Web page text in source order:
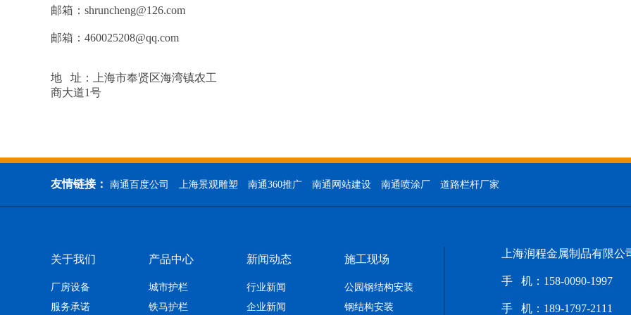
邮箱：shruncheng@126.com
邮箱：460025208@qq.com
地 址：上海市奉贤区海湾镇农工
商大道1号
友情链接： 南通百度公司 上海景观雕塑 南通360推广 南通网站建设 南通喷涂厂 道路栏杆厂家
关于我们
厂房设备
服务承诺
产品中心
城市护栏
铁马护栏
新闻动态
行业新闻
企业新闻
施工现场
公园钢结构安装
钢结构安装
上海润程金属制品有限公
手 机：158-0090-1997
手 机： 189-1797-2111